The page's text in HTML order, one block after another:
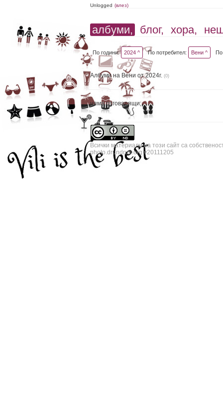
Unlogged (влез)
албуми, блог, хора,
По години: 2024 ^ По потребител: Вени ^
Албуми на Вени от 2024г. (0)
няма отговарящи;
Всички материали на този сайт са
photo.drundrun.org v20111205